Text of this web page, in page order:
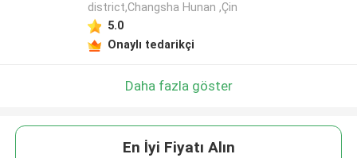
district,Changsha Hunan ,Çin
5.0
Onaylı tedarikçi
Daha fazla göster
En İyi Fiyatı Alın